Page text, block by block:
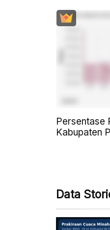
Persentase
Kabupaten
Data